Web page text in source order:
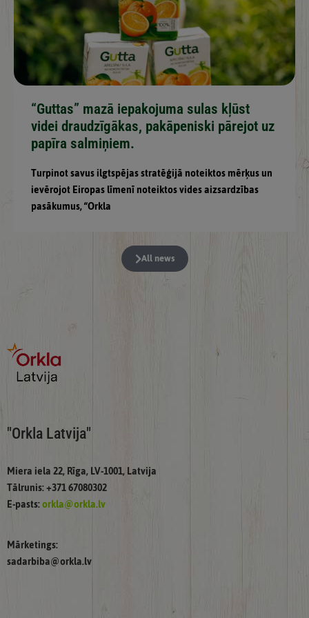
“Guttas” mazā iepakojuma sulas kļūst
videi draudzīgākas, pakāpeniski pārejot uz
papīra salmiņiem.
Turpinot savus ilgtspējas stratēģijā noteiktos mērķus un
ievērojot Eiropas līmenī noteiktos vides aizsardzības
pasākumus, “Orkla
All news
"Orkla Latvija"
Miera iela 22, Rīga, LV-1001, Latvija
Tālrunis: +371 67080302
E-pasts:orkla@orkla.lv
Mārketings:
sadarbiba@orkla.lv